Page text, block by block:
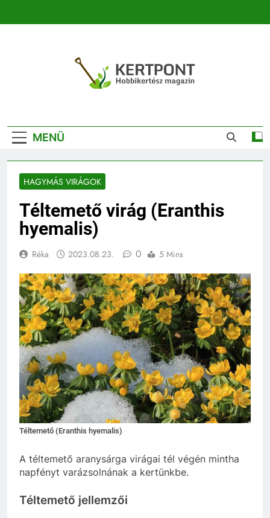
Kertészeti
Magazin |
Növénykereső És
Növényhatározó
MENÜ
HAGYMÁS VIRÁGOK
Téltemető virág (Eranthis
hyemalis)
Réka 2023.08.23. 0 5 Mins
Téltemető (Eranthis hyemalis)
A téltemető aranysárga virágai tél végén mintha
napfényt varázsolnának a kertünkbe.
Téltemető jellemzői